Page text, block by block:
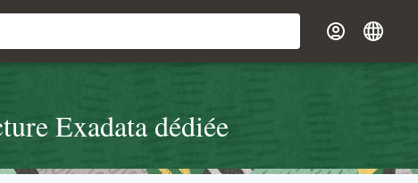
Exadata dédiée